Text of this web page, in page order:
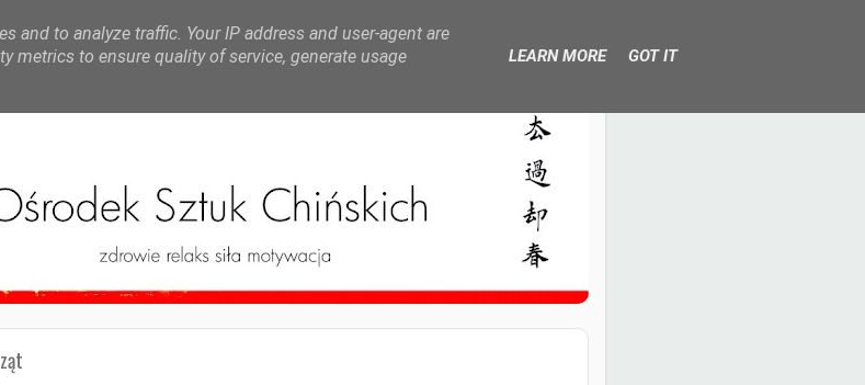
and to analyze traffic. Your IP address and user-agent are
metrics to ensure quality of service, generate usage
LEARN MORE GOT IT